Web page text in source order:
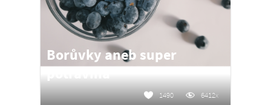
Borůvky aneb super
1490 6412x